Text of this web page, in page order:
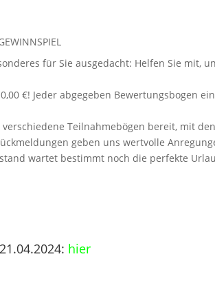
für Sie ausgedacht: Helfen Sie mit,
€! Jeder abgegeben Bewertungsbogen
Teilnahmebögen bereit, mit
geben uns wertvolle
wartet bestimmt noch die perfekte
hier